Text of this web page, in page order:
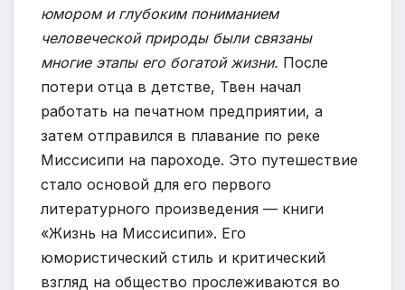
юмором и глубоким пониманием
человеческой природы были связаны
многие этапы его богатой жизни. После
потери отца в детстве, Твен начал
работать на печатном предприятии, а
затем отправился в плавание по реке
Миссисипи на пароходе. Это путешествие
стало основой для его первого
литературного произведения — книги
«Жизнь на Миссисипи». Его
юмористический стиль и критический
взгляд на общество прослеживаются во